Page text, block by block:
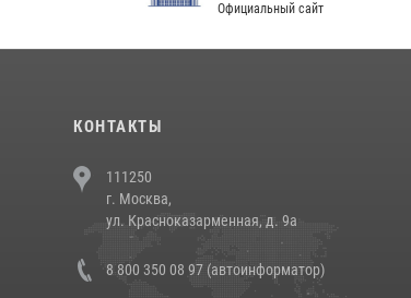
Официальный сайт
КОНТАКТЫ
111250
г. Москва,
ул. Красноказарменная, д. 9а
8 800 350 08 97 (автоинформатор)